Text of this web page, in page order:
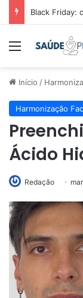
Black Friday:
Menu
Início /
Harmonização
Ácido
Redação